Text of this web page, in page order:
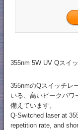
355nm 5W UV Qスイ
355nmのQスイッチレ
いる、高いピークパワ
備えています。
Q-Switched laser at
repetition rate, and